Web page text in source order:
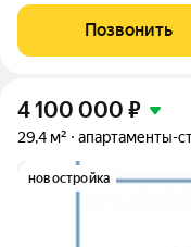
панорамным
Локация: - до центра на
Позвонить
4 100 000 ₽
29,4 м² апартаменты-
новостройка